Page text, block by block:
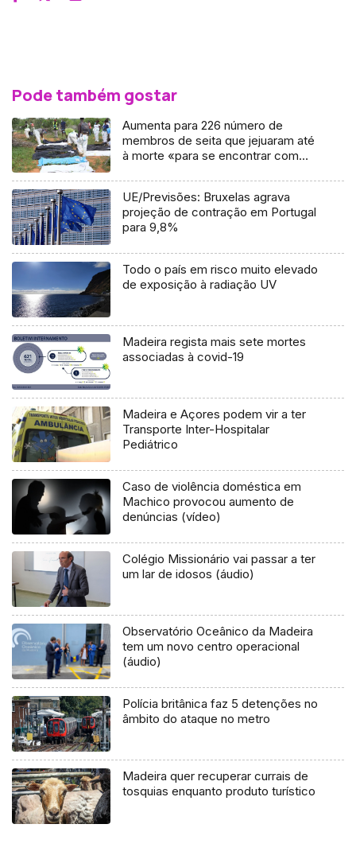
Pode também gostar
Aumenta para 226 número de
membros de seita que jejuaram até
à morte «para se encontrar com
UE/Previsões: Bruxelas agrava
projeção de contração em Portugal
para 9,8%
Todo o país em risco muito elevado
de exposição à radiação UV
Madeira regista mais sete mortes
associadas à covid-19
Madeira e Açores podem vir a ter
Transporte Inter-Hospitalar
Pediátrico
Caso de violência doméstica em
Machico provocou aumento de
denúncias (vídeo)
Colégio Missionário vai passar a ter
um lar de idosos (áudio)
Observatório Oceânico da Madeira
tem um novo centro operacional
(áudio)
Polícia britânica faz 5 detenções no
âmbito do ataque no metro
Madeira quer recuperar currais de
tosquias enquanto produto turístico